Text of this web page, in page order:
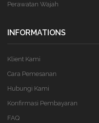
Perawatan Wajah
INFORMATIONS
Klient Kami
Cara Pemesanan
Hubungi Kami
Konfirmasi Pembayaran
FAQ